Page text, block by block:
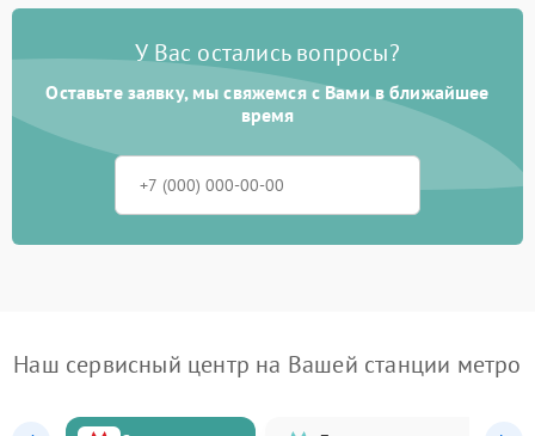
У Вас остались вопросы?
Оставьте заявку, мы свяжемся с Вами в ближайшее
время
Наш сервисный центр на Вашей станции метро